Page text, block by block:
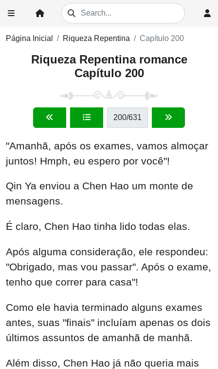
Página Inicial Riqueza Repentina Capítulo 200
Riqueza Repentina romance
Capítulo 200
200/631
"Amanhã, após os exames, vamos almoçar
juntos! Hmph, eu espero por você"!
Qin Ya enviou a Chen Hao um monte de
mensagens.
É claro, Chen Hao tinha lido todas elas.
Após alguma consideração, ele respondeu:
"Obrigado, mas vou passar". Após o exame,
tenho que correr para casa"!
Como ele havia terminado alguns exames
antes, suas "finais" incluíam apenas os dois
últimos assuntos de amanhã de manhã.
Além disso, Chen Hao já não queria mais